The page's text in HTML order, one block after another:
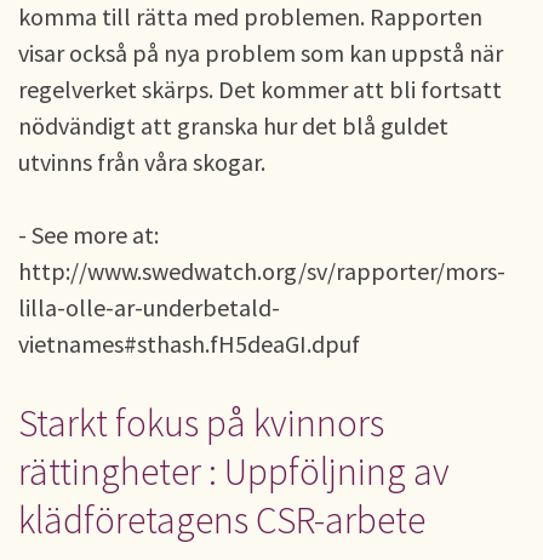
komma till rätta med problemen. Rapporten
visar också på nya problem som kan uppstå när
regelverket skärps. Det kommer att bli fortsatt
nödvändigt att granska hur det blå guldet
utvinns från våra skogar.
- See more at:
http://www.swedwatch.org/sv/rapporter/mors-
lilla-olle-ar-underbetald-
vietnames#sthash.fH5deaGI.dpuf
Starkt fokus på kvinnors
rättingheter : Uppföljning av
klädföretagens CSR-arbete